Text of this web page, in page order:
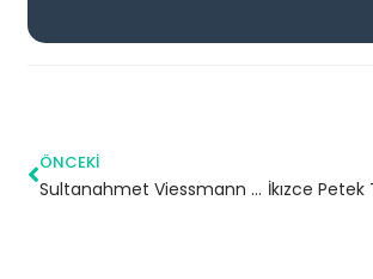
ÖNCEKI
Sultanahmet Viessmann Kombi Servisi – Fatih Yetkili Servis